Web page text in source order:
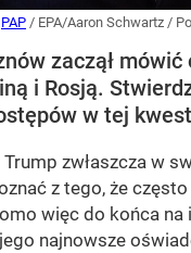
PAP / EPA/Aaron Schwartz /
zaczął mówić
i Rosją.
w tej
zwłaszcza w
z tego, że często
więc do końca na
najnowsze